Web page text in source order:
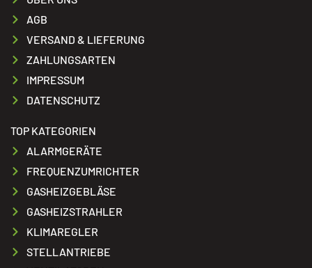
AGB
VERSAND & LIEFERUNG
ZAHLUNGSARTEN
IMPRESSUM
DATENSCHUTZ
TOP KATEGORIEN
ALARMGERÄTE
FREQUENZUMRICHTER
GASHEIZGEBLÄSE
GASHEIZSTRAHLER
KLIMAREGLER
STELLANTRIEBE